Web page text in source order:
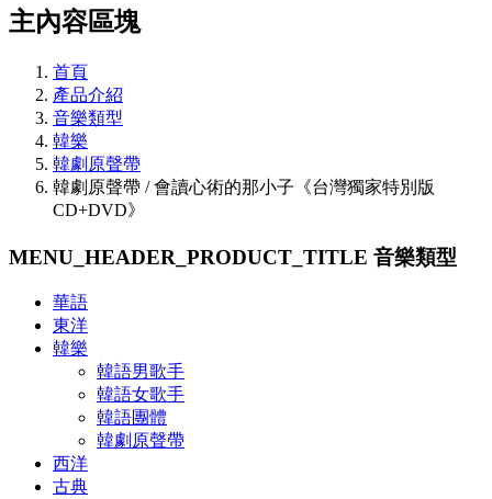
主內容區塊
首頁
產品介紹
音樂類型
韓樂
韓劇原聲帶
韓劇原聲帶 / 會讀心術的那小子《台灣獨家特別版
CD+DVD》
MENU_HEADER_PRODUCT_TITLE 音樂類型
華語
東洋
韓樂
韓語男歌手
韓語女歌手
韓語團體
韓劇原聲帶
西洋
古典